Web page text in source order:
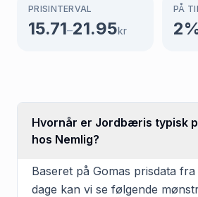
PRISINTERVAL
15.71–21.95kr
PÅ
2
Hvornår er Jordbæris typisk
hos Nemlig?
Baseret på Gomas prisdata fra
dage kan vi se følgende